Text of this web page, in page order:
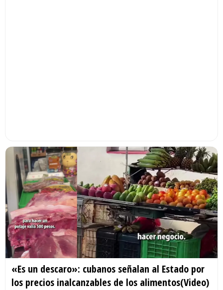
«Es un descaro»: cubanos señalan al Estado por
los precios inalcanzables de los alimentos(Video)